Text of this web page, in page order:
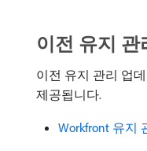
이전 유지
이전 유지 관리 업
제공됩니다.
Workfront 유지